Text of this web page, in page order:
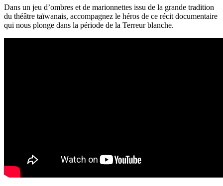
Dans un jeu d’ombres et de marionnettes issu de la grande tradition
du théâtre taïwanais, accompagnez le héros de ce récit documentaire
qui nous plonge dans la période de la Terreur blanche.